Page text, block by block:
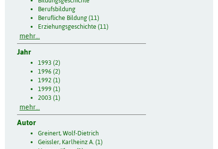
Berufsbildung
Berufliche Bildung (11)
Erziehungsgeschichte (11)
mehr...
Jahr
1993 (2)
1996 (2)
1992 (1)
1999 (1)
2003 (1)
mehr...
Autor
Greinert, Wolf-Dietrich
Geissler, Karlheinz A. (1)